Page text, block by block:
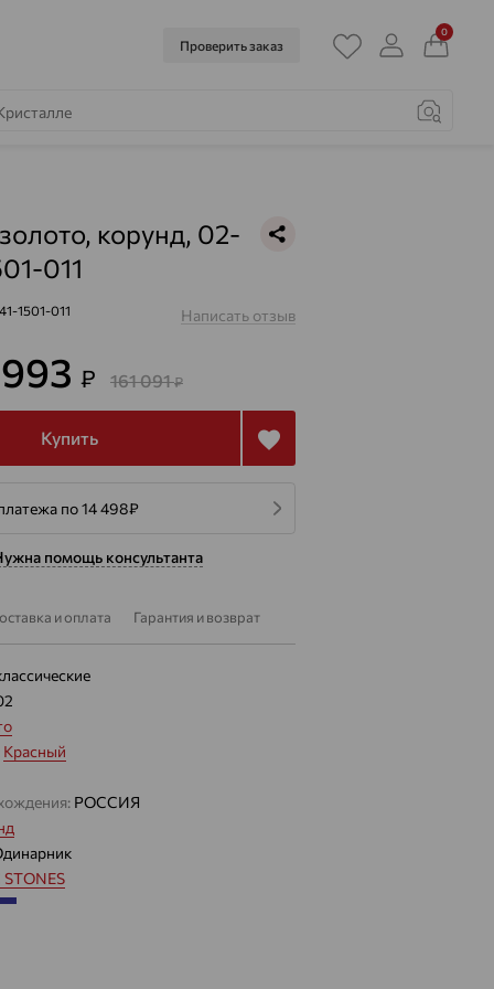
Проверить заказ
0
корунд, 02-
011
1501-011 Написать отзыв
₽ 161 091₽
Купить
по 14 498₽
помощь консультанта
и оплата Гарантия и возврат
Красный
РОССИЯ